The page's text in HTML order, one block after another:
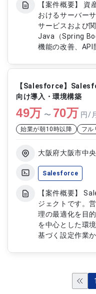
【案件概要】 資
おけるサーバー
サービスおよび
Java（Spring
機能の改善、API
Boot）を用いた
の設計・開発
び既存機能の改
計・実装 ・資産
び機能追加 ・シ
応 ・開発メンバ
質改
【Salesforce】
向け導入・環境構築
49万 〜 70万 円/
始業が朝10時以降 フル
大阪府大阪市中
Salesforce
【案件概要】
ジェクトです。
理の最適化を目
を中心とした環
基づく設定作業
業務要件の設定
設定などの各種
1